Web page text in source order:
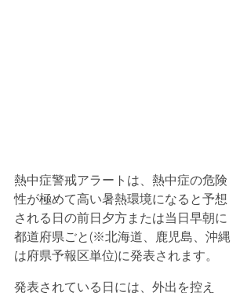
熱中症警戒アラートは、熱中症の危険
性が極めて高い暑熱環境になると予想
される日の前日夕方または当日早朝に
都道府県ごと(※北海道、鹿児島、沖縄
は府県予報区単位)に発表されます。
発表されている日には、外出を控え